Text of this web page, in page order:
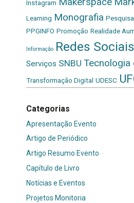
Instagram
Learning Monografia Pesquisa
PPGINFO Promoção Realidade
Informação Redes Sociais
Serviços SNBU
Transformação Digital UDESC
Categorias
Apresentação Evento
Artigo de Periódico
Artigo Resumo Evento
Capítulo de Livro
Notícias e Eventos
Projetos Monitoria